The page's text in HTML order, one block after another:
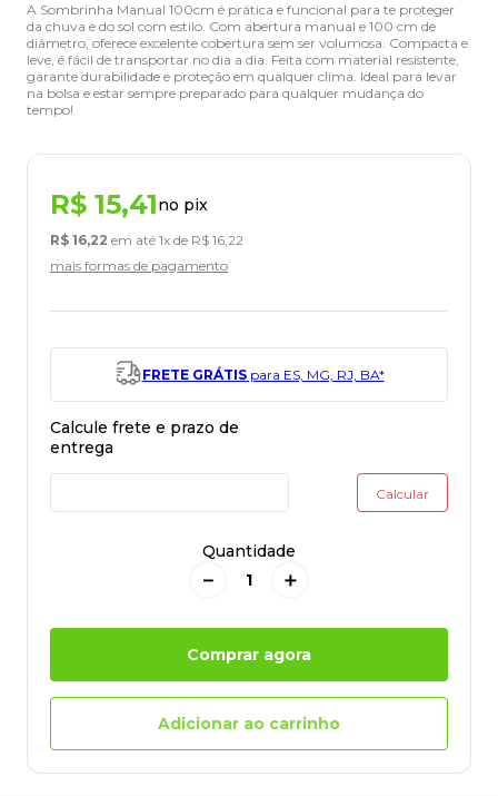
A Sombrinha Manual 100cm é prática e funcional para te proteger
da chuva e do sol com estilo. Com abertura manual e 100 cm de
diâmetro, oferece excelente cobertura sem ser volumosa. Compacta e
leve, é fácil de transportar no dia a dia. Feita com material resistente,
garante durabilidade e proteção em qualquer clima. Ideal para levar
na bolsa e estar sempre preparado para qualquer mudança do
tempo!
R$ 15,41no pix
R$ 16,22 em até 1x de R$ 16,22
mais formas de pagamento
FRETE GRÁTISpara ES, MG, RJ, BA*
Quantidade
＋
－
Comprar agora
Adicionar ao carrinho